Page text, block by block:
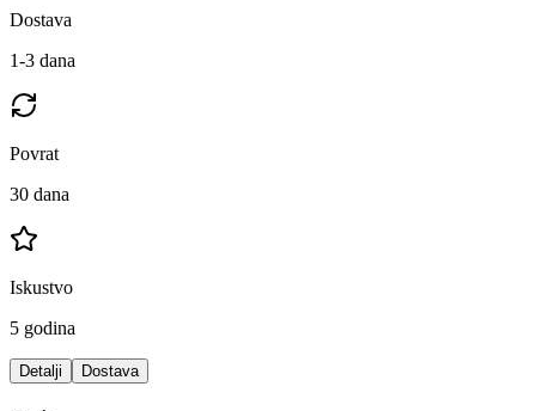
Dostava
1-3 dana
Povrat
30 dana
Iskustvo
5 godina
Detalji Dostava